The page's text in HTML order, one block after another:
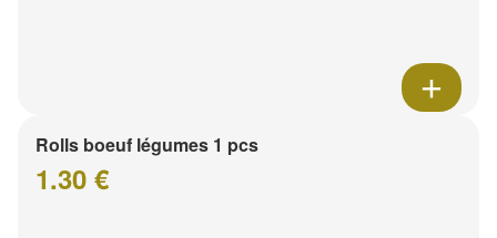
Rolls boeuf légumes 1 pcs
1.30 €